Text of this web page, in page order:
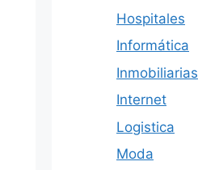
Hospitales
Informática
Inmobiliarias
Internet
Logistica
Moda